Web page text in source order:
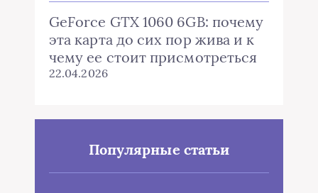
GeForce GTX 1060 6GB: почему
эта карта до сих пор жива и к
чему ее стоит присмотреться
22.04.2026
Популярные статьи